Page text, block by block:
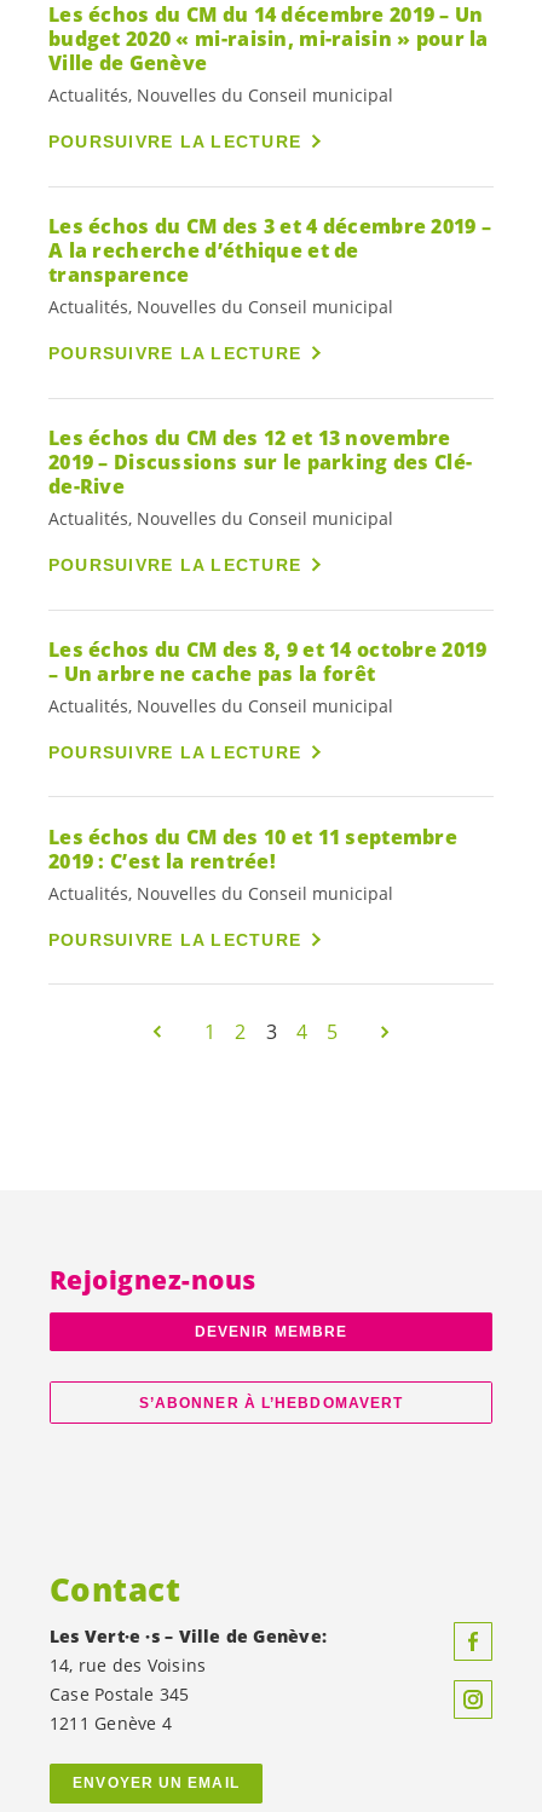
Les échos du CM du 14 décembre 2019 – Un
budget 2020 « mi-raisin, mi-raisin » pour la
Ville de Genève
Actualités, Nouvelles du Conseil municipal
POURSUIVRE LA LECTURE
Les échos du CM des 3 et 4 décembre 2019 –
A la recherche d’éthique et de
transparence
Actualités, Nouvelles du Conseil municipal
POURSUIVRE LA LECTURE
Les échos du CM des 12 et 13 novembre
2019 – Discussions sur le parking des Clé-
de-Rive
Actualités, Nouvelles du Conseil municipal
POURSUIVRE LA LECTURE
Les échos du CM des 8, 9 et 14 octobre 2019
– Un arbre ne cache pas la forêt
Actualités, Nouvelles du Conseil municipal
POURSUIVRE LA LECTURE
Les échos du CM des 10 et 11 septembre
2019 : C’est la rentrée!
Actualités, Nouvelles du Conseil municipal
POURSUIVRE LA LECTURE
1 2 3 4 5
Rejoignez-nous
DEVENIR MEMBRE
S’ABONNER À L’HEBDOMAVERT
Contact
Les Vert·e ·s – Ville de Genève:
14, rue des Voisins
Case Postale 345
1211 Genève 4
ENVOYER UN EMAIL